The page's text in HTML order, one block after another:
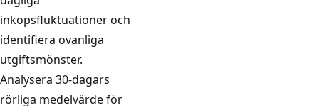
inköpsfluktuationer och
identifiera ovanliga
utgiftsmönster.
Analysera 30-dagars
rörliga medelvärde för